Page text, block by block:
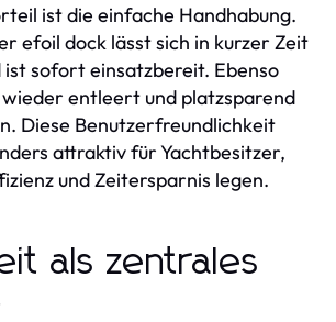
ist die einfache Handhabung.
efoil dock lässt sich in kurzer Zeit
ist sofort einsatzbereit. Ebenso
entleert und platzsparend
Diese Benutzerfreundlichkeit
attraktiv für Yachtbesitzer,
und Zeitersparnis legen.
als zentrales